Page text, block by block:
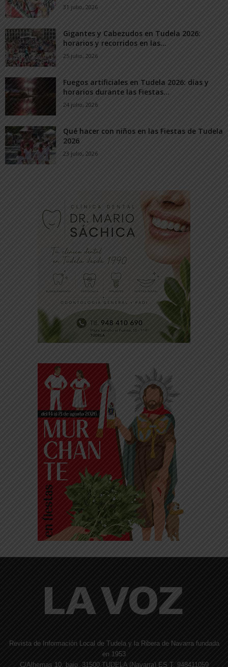
31 julio, 2026
Gigantes y Cabezudos en Tudela 2026:
horarios y recorridos en las...
25 julio, 2026
Fuegos artificiales en Tudela 2026: días y
horarios durante las Fiestas...
24 julio, 2026
Qué hacer con niños en las Fiestas de Tudela
2026
23 julio, 2026
Revista de Información Local de Tudela y la Ribera de Navarra fundada
en 1953
C/Alhemas 10, bajo. 31500 TUDELA (Navarra) ES T. 948411059